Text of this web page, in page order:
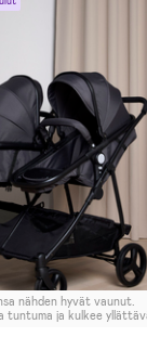
nähden hyvät vaunut.
tuntuma ja kulkee
kuitenkin tasaisen tien